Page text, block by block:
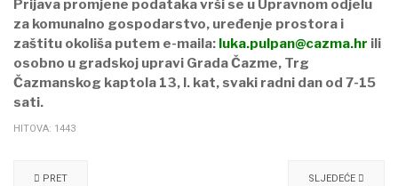
Prijava promjene podataka vrši se u Upravnom odjelu
za komunalno gospodarstvo, uređenje prostora i
zaštitu okoliša putem e-maila: luka.pulpan@cazma.hr ili
osobno u gradskoj upravi Grada Čazme, Trg
Čazmanskog kaptola 13, I. kat, svaki radni dan od 7-15
sati.
HITOVA: 1443
PRET SLJEDEĆE